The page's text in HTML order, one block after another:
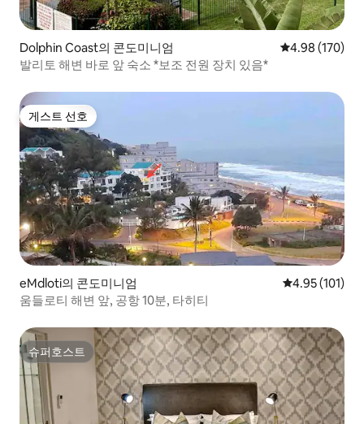
Dolphin Coast의 콘도미니엄 평점 4.98점(5
4.98 (170)
발리토 해변 바로 앞 숙소 *보조 전원 장치 있음*
게스트 선호
게스트 선호
eMdloti의 콘도미니엄 평점 4.95점(5
4.95 (101)
움들로티 해변 앞, 공항 10분, 타히티
슈퍼호스트
슈퍼호스트